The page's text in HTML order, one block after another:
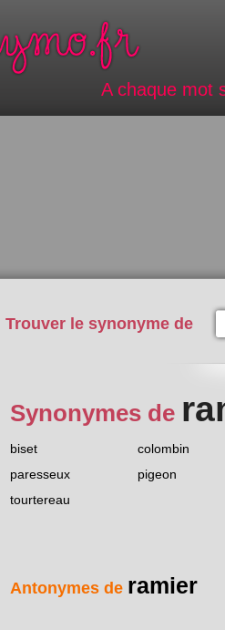
A chaque mot
Trouver le synonyme de
Synonymes de
biset colombin
paresseux
pigeon
tourtereau
Antonymes de ramier